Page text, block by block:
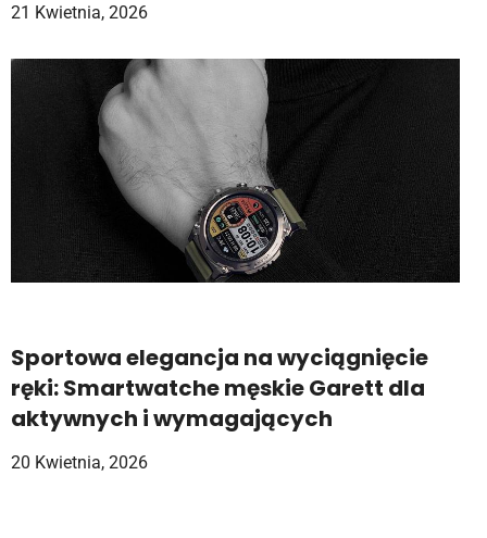
21 Kwietnia, 2026
Sportowa elegancja na wyciągnięcie
ręki: Smartwatche męskie Garett dla
aktywnych i wymagających
20 Kwietnia, 2026